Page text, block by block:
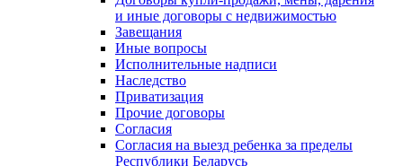
и иные договоры с недвижимостью
Завещания
Иные вопросы
Исполнительные надписи
Наследство
Приватизация
Прочие договоры
Согласия
Согласия на выезд ребенка за пределы
Республики Беларусь